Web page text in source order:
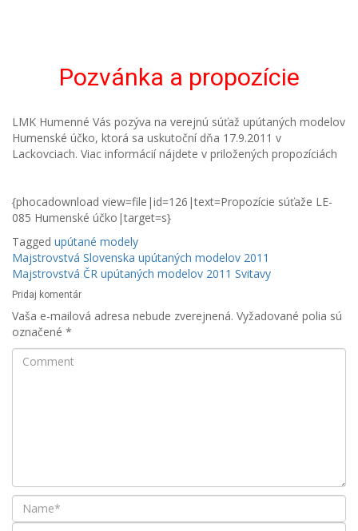
Pozvánka a propozície
LMK Humenné Vás pozýva na verejnú súťaž upútaných modelov
Humenské účko, ktorá sa uskutoční dňa 17.9.2011 v
Lackovciach. Viac informácií nájdete v priložených propozíciách
{phocadownload view=file|id=126|text=Propozície súťaže LE-
085 Humenské účko|target=s}
Tagged upútané modely
Navigácia
v
článku
Majstrovstvá Slovenska upútaných modelov 2011
Majstrovstvá ČR upútaných modelov 2011 Svitavy
Pridaj komentár
Vaša e-mailová adresa nebude zverejnená. Vyžadované polia sú
označené *